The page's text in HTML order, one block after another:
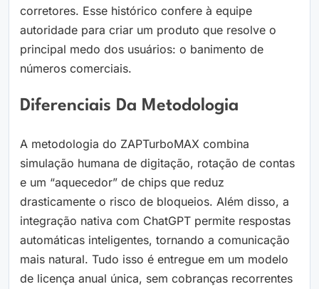
corretores. Esse histórico confere à equipe
autoridade para criar um produto que resolve o
principal medo dos usuários: o banimento de
números comerciais.
Diferenciais Da Metodologia
A metodologia do ZAPTurboMAX combina
simulação humana de digitação, rotação de contas
e um “aquecedor” de chips que reduz
drasticamente o risco de bloqueios. Além disso, a
integração nativa com ChatGPT permite respostas
automáticas inteligentes, tornando a comunicação
mais natural. Tudo isso é entregue em um modelo
de licença anual única, sem cobranças recorrentes